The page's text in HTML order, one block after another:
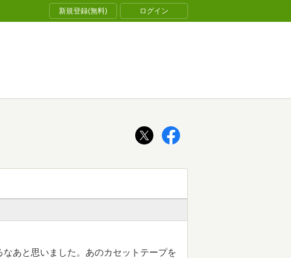
新規登録(無料) ログイン
あと思いました。あのカセットテープを